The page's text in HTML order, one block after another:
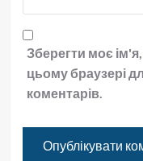
Зберегти моє
цьому браузері
коментарів.